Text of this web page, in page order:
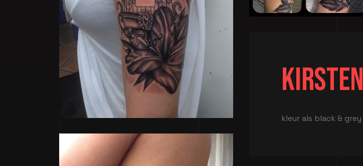
Kirsten
kleur als black & grey